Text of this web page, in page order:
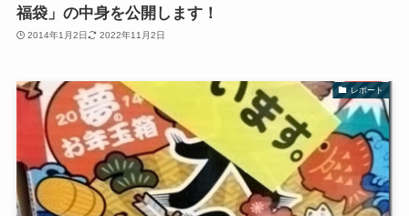
福袋」の中身を公開します！
2014年1月2日 2022年11月2日
レポート